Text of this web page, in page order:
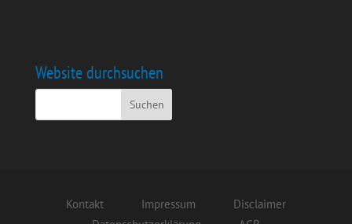
Website durchsuchen
Kontakt Impressum
Disclaimer